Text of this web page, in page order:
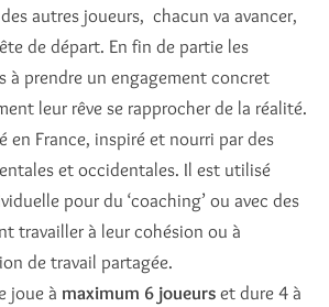
autres joueurs, chacun va avancer,
de départ. En fin de partie les
à prendre un engagement concret
leur rêve se rapprocher de la réalité.
en France, inspiré et nourri par des
et occidentales. Il est utilisé
pour du ‘coaching’ ou avec des
travailler à leur cohésion ou à
de travail partagée.
joue à maximum 6 joueurs et dure 4 à